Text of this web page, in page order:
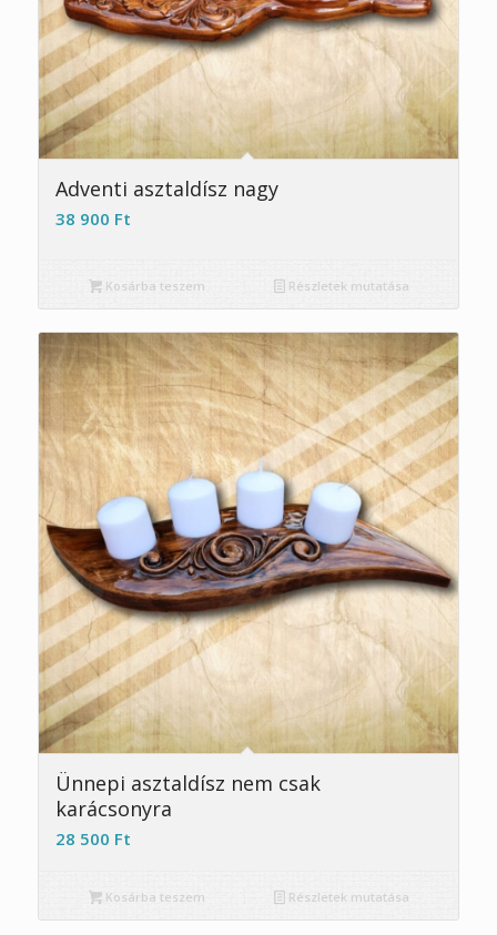
Adventi asztaldísz nagy
38 900 Ft
Kosárba teszem Részletek mutatása
Ünnepi asztaldísz nem csak
karácsonyra
28 500 Ft
Kosárba teszem Részletek mutatása